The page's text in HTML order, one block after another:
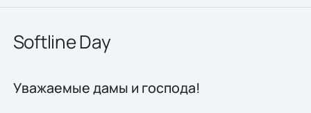
Softline Day
Уважаемые дамы и господа!